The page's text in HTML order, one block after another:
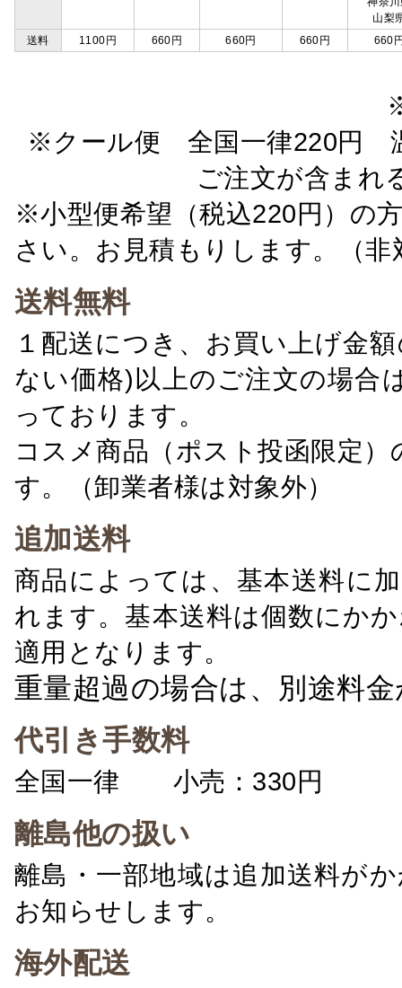
山梨
送料
1100円 660円 660円 660円 660
※クール便 全国一律220円
ご注文が含ま
※小型便希望（税込220円）の
さい。お見積もりします。（非
送料無料
１配送につき、お買い上げ金
ない価格)以上のご注文の場合
っております。
コスメ商品（ポスト投函限定
す。（卸業者様は対象外）
追加送料
商品によっては、基本送料に
れます。基本送料は個数にか
適用となります。
重量超過の場合は、別途料
代引き手数料
全国一律 小売：330円 卸
離島他の扱い
離島・一部地域は追加送料が
お知らせします。
海外配送